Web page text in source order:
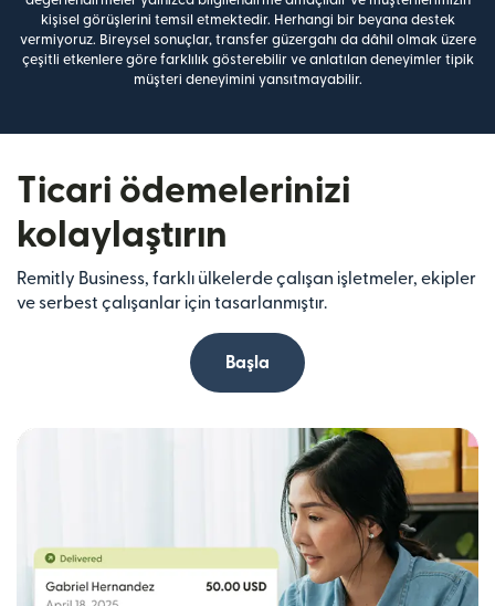
kişisel görüşlerini temsil etmektedir. Herhangi bir beyana destek
vermiyoruz. Bireysel sonuçlar, transfer güzergahı da dâhil olmak üzere
çeşitli etkenlere göre farklılık gösterebilir ve anlatılan deneyimler tipik
müşteri deneyimini yansıtmayabilir.
Ticari ödemelerinizi
kolaylaştırın
Remitly Business, farklı ülkelerde çalışan işletmeler, ekipler
ve serbest çalışanlar için tasarlanmıştır.
Başla